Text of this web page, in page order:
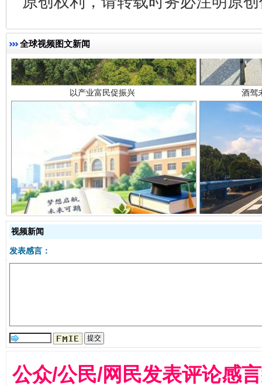
全球视频图文新闻
从幼儿园到大学，有这些资助 “
事关残疾人未来5年
视频新闻
发表感言：
公众/公民/网民发表评论感